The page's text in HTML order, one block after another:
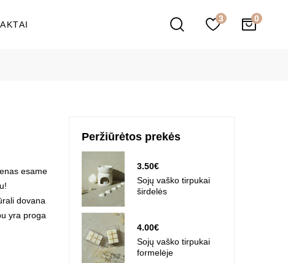
3
esame
dovana
yra proga
Peržiūrėtos prekės
3.50€
Sojų vaško tirpukai
širdelės
4.00€
Sojų vaško tirpukai
formelėje